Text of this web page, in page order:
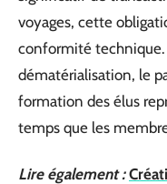
voyages, cette
conformité
dématérialisation, le
formation des élus
temps que les
Lire également :